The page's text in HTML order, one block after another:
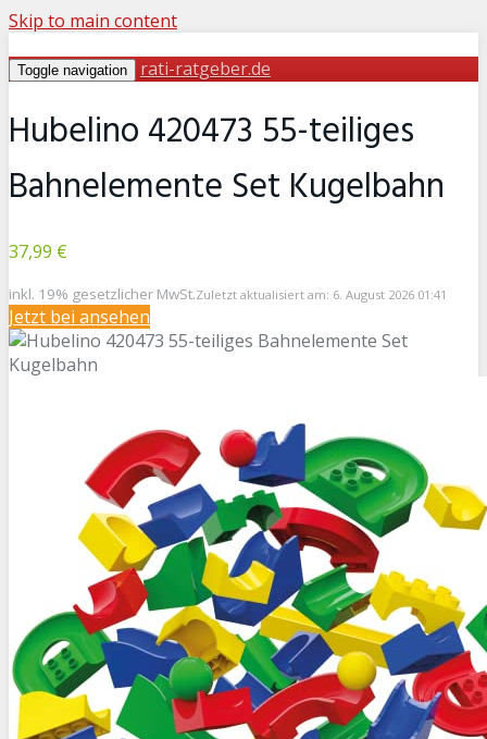
Skip to main content
Toggle navigation rati-ratgeber.de
Hubelino 420473 55-teiliges
Bahnelemente Set Kugelbahn
37,99 €
inkl. 19% gesetzlicher MwSt.Zuletzt aktualisiert am: 6. August 2026 01:41
Jetzt bei ansehen